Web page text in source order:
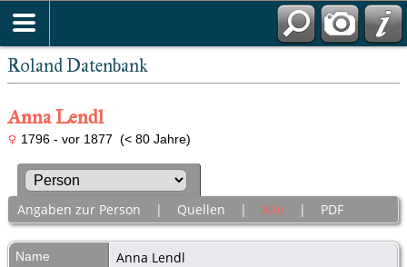
Roland Datenbank
Anna Lendl
1796 - vor 1877 (< 80 Jahre)
Angaben zur Person | Quellen | Alle | PDF
Name Anna Lendl